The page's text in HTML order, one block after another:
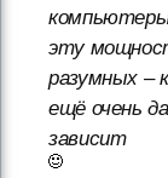
эту
разумных –
ещё очень
зависит